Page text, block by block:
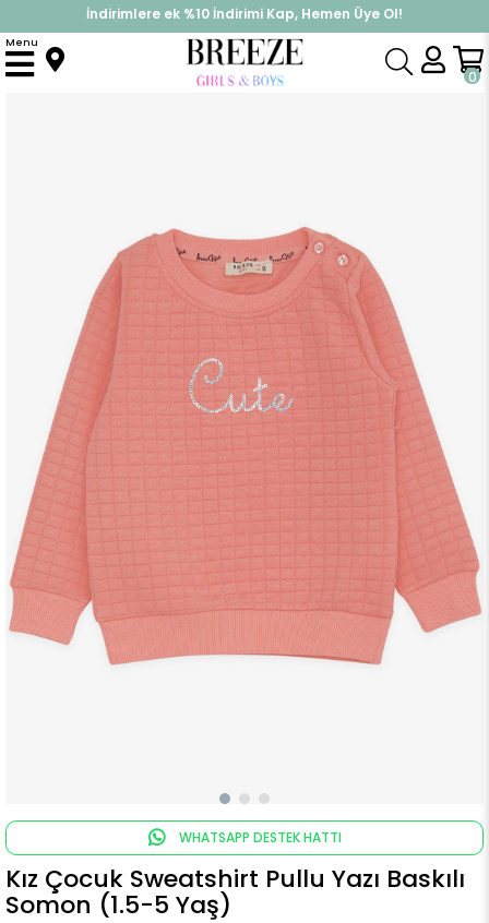
%30 Sepette Yaz İndirimi, Hemen Al!
İndirimlere ek %10 İndirimi Kap, Hemen Üye Ol!
0
Menu
Anasayfa Üst Giyim Sweatshirt Kız Çocuk Sweatshirt Pullu Yazı Baskılı Somon (1.5-5 Yaş)
WHATSAPP DESTEK HATTI
Kız Çocuk Sweatshirt Pullu Yazı Baskılı
Somon (1.5-5 Yaş)